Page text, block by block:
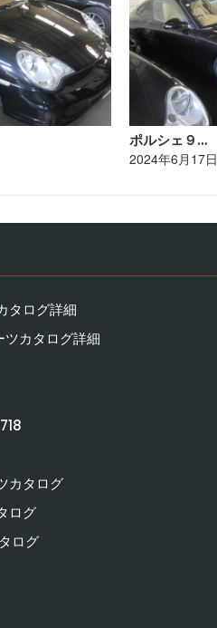
ポルシェ９…
2024年6月17日
タログ詳細
カタログ詳細
カタログ
ログ
ログ